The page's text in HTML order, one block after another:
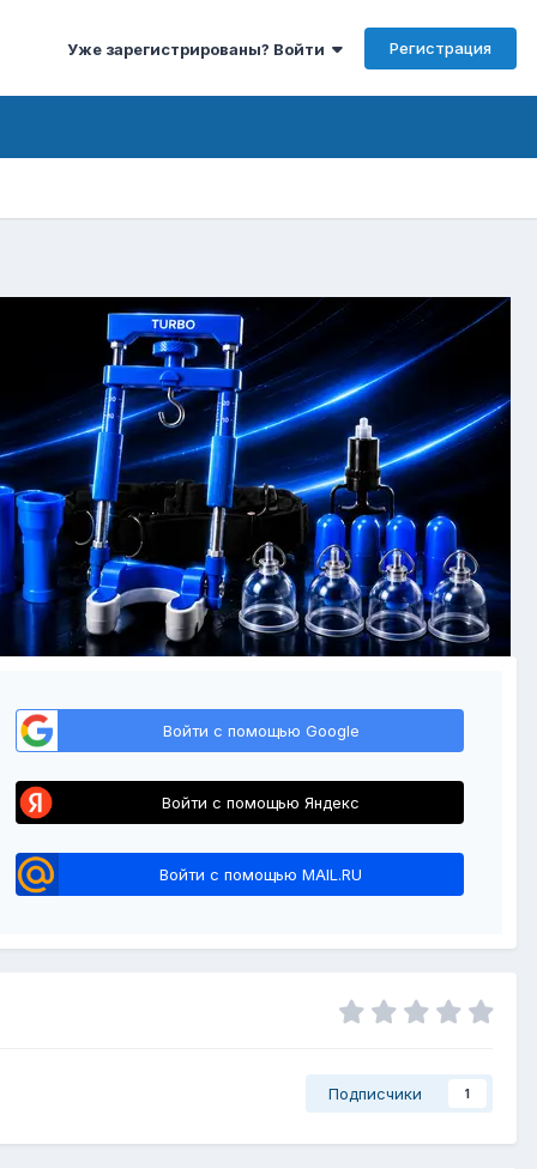
Уже зарегистрированы? Войти Регистрация
Войти с помощью Google
Войти с помощью Яндекс
Войти с помощью MAIL.RU
Подписчики 1